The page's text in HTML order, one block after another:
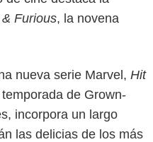
Furious, la novena
nueva serie Marvel, Hit
de Grown-
incorpora un largo
las delicias de los más